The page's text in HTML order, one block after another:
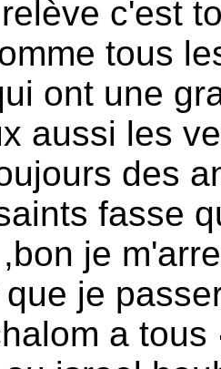
c'est
tous
ont une
aussi les
des
fasse
je
je
a tous